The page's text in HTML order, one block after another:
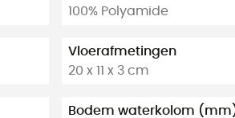
100% Polyamide
Vloerafmetingen
20 x 11 x 3 cm
Bodem waterkolom